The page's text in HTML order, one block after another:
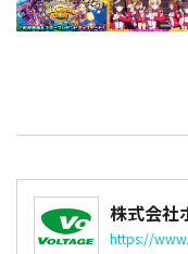
株式会社
https://